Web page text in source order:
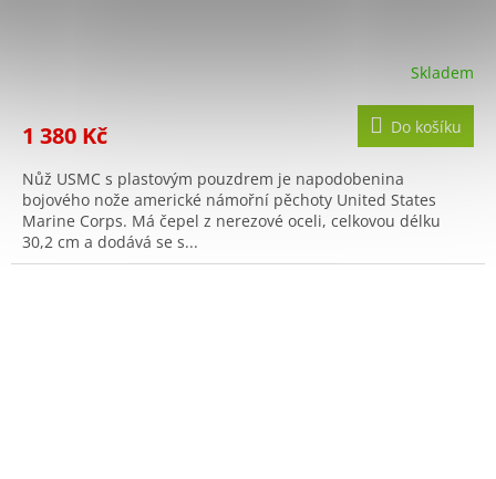
Skladem
1 380 Kč Do košíku
Nůž USMC s plastovým pouzdrem je napodobenina
bojového nože americké námořní pěchoty United States
Marine Corps. Má čepel z nerezové oceli, celkovou délku
30,2 cm a dodává se s...